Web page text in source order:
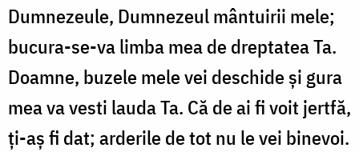
Dumnezeule, Dumnezeul mântuirii mele;
bucura-se-va limba mea de dreptatea Ta.
Doamne, buzele mele vei deschide şi gura
mea va vesti lauda Ta. Că de ai fi voit jertfă,
ţi-aş fi dat; arderile de tot nu le vei binevoi.